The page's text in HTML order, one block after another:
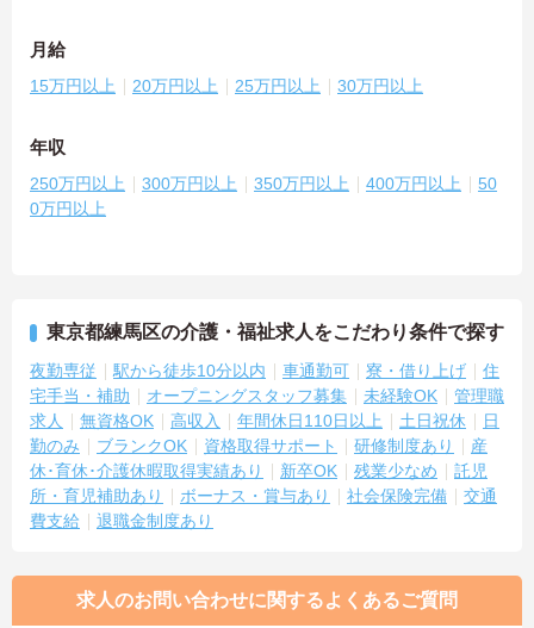
月給
15万円以上 20万円以上 25万円以上 30万円以上
年収
250万円以上 300万円以上 350万円以上 400万円以上
50
0万円以上
東京都練馬区の介護・福祉求人をこだわり条件で探す
夜勤専従 駅から徒歩10分以内 車通勤可 寮・借り上げ
住
宅手当・補助
オープニングスタッフ募集 未経験OK
管理職
求人
無資格OK 高収入 年間休日110日以上 土日祝休
日
勤のみ
ブランクOK 資格取得サポート 研修制度あり
産
休･育休･介護休暇取得実績あり
新卒OK 残業少なめ
託児
所・育児補助あり
ボーナス・賞与あり 社会保険完備
交通
費支給
退職金制度あり
求人のお問い合わせに関するよくあるご質問